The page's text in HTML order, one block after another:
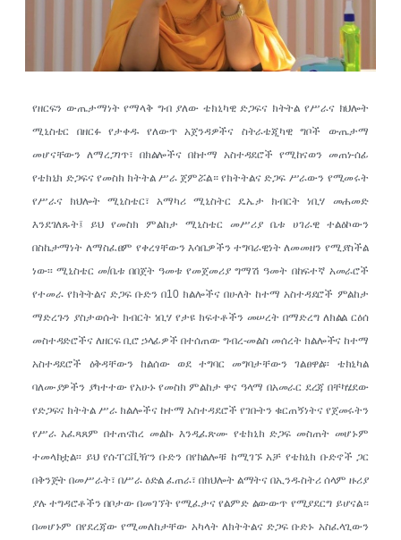
የዘርፍን ውጤታማነት የማላቅ ግብ ያለው ቴክኒካዊ ድጋፍና ክትትል የሥራና ክህሎት
ሚኒስቴር በዘርፉ የታቀዱ የለውጥ አጀንዳዎችና ስትራቴጂካዊ ግቦች ውጤታማ
መሆናቸውን ለማረጋገጥ፣ በክልሎችና በከተማ አስተዳደሮች የሚከናወን መጠነ-ሰፊ
የቴክኒክ ድጋፍና የመስክ ክትትል ሥራ ጀምሯል። የክትትልና ድጋፍ ሥራውን የሚመሩት
የሥራና ክህሎት ሚኒስቴር፣ አማካሪ ሚኒስትር ዴኤታ ክብርት ነቢሃ መሐመድ
እንደገለጹት፤ ይህ የመስክ ምልከታ ሚኒስቴር መሥሪያ ቤቱ ሀገራዊ ተልዕኮውን
በስኬታማነት ለማስፈፀም የቀረፃቸውን እሳቤዎችን ተግባራዊነት ለመመዘን የሚያስችል
ነው፡፡ ሚኒስቴር መ/ቤቱ በበጀት ዓመቱ የመጀመሪያ ግማሽ ዓመት በከፍተኛ አመራሮች
የተመራ የክትትልና ድጋፍ ቡድን በ10 ክልሎችና በሁለት ከተማ አስተዳደሮች ምልከታ
ማድረጉን ያስታወሱት ክብርት ነቢሃ የታዩ ክፍተቶችን መሠረት በማድረግ ለክልል ርዕሰ
መስተዳድሮችና ለዘርፍ ቢሮ ኃላፊዎች በተሰጠው ግብረ-መልስ መሰረት ክልሎችና ከተማ
አስተዳደሮች ዕቅዳቸውን ከልሰው ወደ ተግባር መግባታቸውን ገልፀዋል፡፡ ቴክኒካል
ባለሙያዎችን ያካተተው የአሁኑ የመስክ ምልከታ ዋና ዓላማ በአመራር ደረጃ በቸካሄደው
የድጋፍና ክትትል ሥራ ክልሎችና ከተማ አስተዳደሮች የገቡትን ቁርጠኝነትና የጀመሩትን
የሥራ አፈጻጸም በተጠናከረ መልኩ እንዲፈጽሙ የቴክኒክ ድጋፍ መስጠት መሆኑም
ተመላክቷል፡፡ ይህ የሱፐርቪዥን ቡድን በየክልሎቹ ከሚገኙ አቻ የቴክኒክ ቡድኖች ጋር
በቅንጅት በመሥራት፣ በሥራ ዕድል ፈጠራ፣ በክህሎት ልማትና በኢንዱስትሪ ሰላም ዙሪያ
ያሉ ተግዳሮቶችን በቦታው በመገኘት የሚፈታና የልምድ ልውውጥ የሚያደርግ ይሆናል።
በመሆኑም በየደረጃው የሚመለከታቸው አካላት ለክትትልና ድጋፍ ቡድኑ አስፈላጊውን